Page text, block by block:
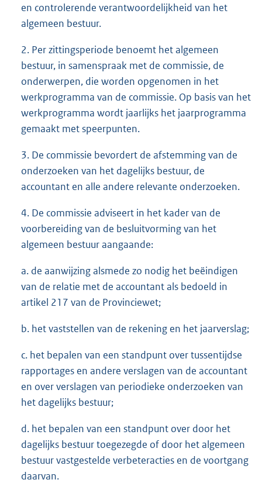
en controlerende verantwoordelijkheid van het
algemeen bestuur.
2. Per zittingsperiode benoemt het algemeen
bestuur, in samenspraak met de commissie, de
onderwerpen, die worden opgenomen in het
werkprogramma van de commissie. Op basis van het
werkprogramma wordt jaarlijks het jaarprogramma
gemaakt met speerpunten.
3. De commissie bevordert de afstemming van de
onderzoeken van het dagelijks bestuur, de
accountant en alle andere relevante onderzoeken.
4. De commissie adviseert in het kader van de
voorbereiding van de besluitvorming van het
algemeen bestuur aangaande:
a. de aanwijzing alsmede zo nodig het beëindigen
van de relatie met de accountant als bedoeld in
artikel 217 van de Provinciewet;
b. het vaststellen van de rekening en het jaarverslag;
c. het bepalen van een standpunt over tussentijdse
rapportages en andere verslagen van de accountant
en over verslagen van periodieke onderzoeken van
het dagelijks bestuur;
d. het bepalen van een standpunt over door het
dagelijks bestuur toegezegde of door het algemeen
bestuur vastgestelde verbeteracties en de voortgang
daarvan.